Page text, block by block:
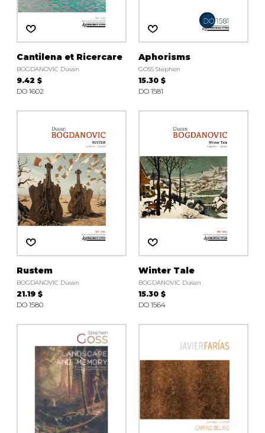
Cantilena et Ricercare
BOGDANOVIC Dusan
9.42 $
DO 1602
Aphorisms
GOSS Stephen
15.30 $
DO 1581
Rustem
BOGDANOVIC Dusan
21.19 $
DO 1580
Winter Tale
BOGDANOVIC Dusan
15.30 $
DO 1564